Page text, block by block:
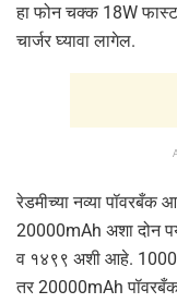
हा फोन चक्क 18W फास्ट
चार्जर घ्यावा लागेल.
रेडमीच्या नव्या
20000mAh अशा दोन
व १४९९ अशी आहे.
तर 20000mAh